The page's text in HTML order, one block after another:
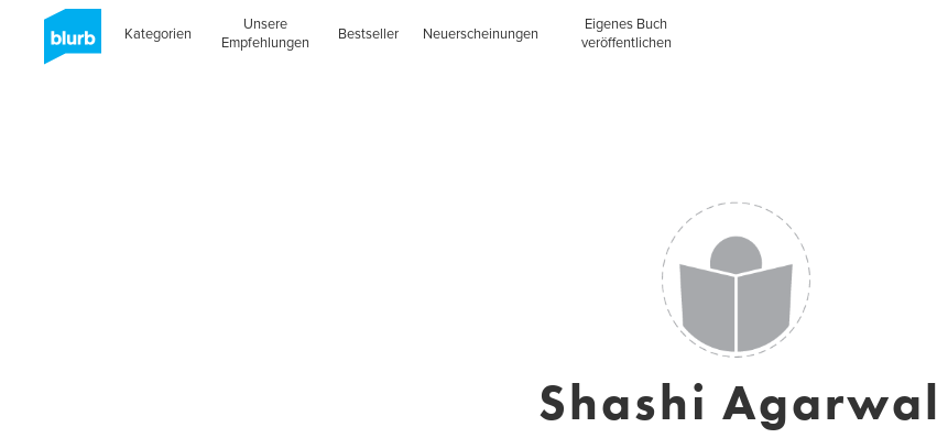
Kategorien
Unsere
Empfehlungen
Bestseller Neuerscheinungen
Eigenes Buch
veröffentlichen
Shashi Agarwal